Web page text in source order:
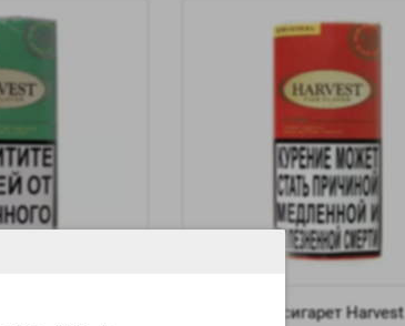
Табак для сигарет Harvest